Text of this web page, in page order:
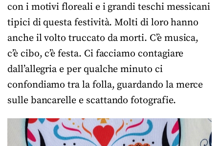
con i motivi floreali e i grandi teschi messicani
tipici di questa festività. Molti di loro hanno
anche il volto truccato da morti. C’è musica,
c’è cibo, c’è festa. Ci facciamo contagiare
dall’allegria e per qualche minuto ci
confondiamo tra la folla, guardando la merce
sulle bancarelle e scattando fotografie.